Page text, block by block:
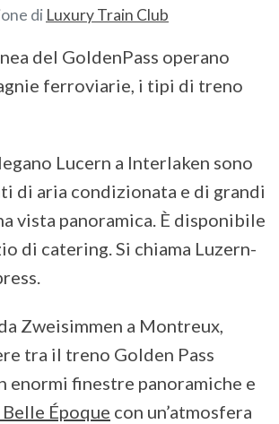
di Luxury Train Club
del GoldenPass operano
ferroviarie, i tipi di treno
Lucern a Interlaken sono
di aria condizionata e di grandi
vista panoramica. È disponibile
di catering. Si chiama Luzern-
Zweisimmen a Montreux,
tra il treno Golden Pass
enormi finestre panoramiche e
Époque con un’atmosfera